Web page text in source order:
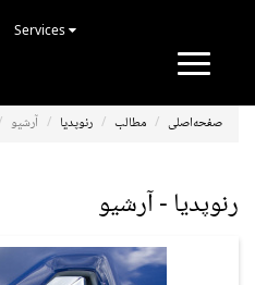
Toggle
صفحه‌اصلی مطالب رنوپدیا آرشیو
رنوپدیا - آرشیو